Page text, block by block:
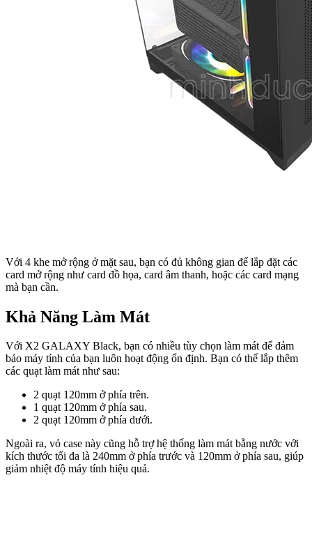
Với 4 khe mở rộng ở mặt sau, bạn có đủ không gian để lắp đặt các
card mở rộng như card đồ họa, card âm thanh, hoặc các card mạng
mà bạn cần.
Khả Năng Làm Mát
Với X2 GALAXY Black, bạn có nhiều tùy chọn làm mát để đảm
bảo máy tính của bạn luôn hoạt động ổn định. Bạn có thể lắp thêm
các quạt làm mát như sau:
2 quạt 120mm ở phía trên.
1 quạt 120mm ở phía sau.
2 quạt 120mm ở phía dưới.
Ngoài ra, vỏ case này cũng hỗ trợ hệ thống làm mát bằng nước với
kích thước tối đa là 240mm ở phía trước và 120mm ở phía sau, giúp
giảm nhiệt độ máy tính hiệu quả.